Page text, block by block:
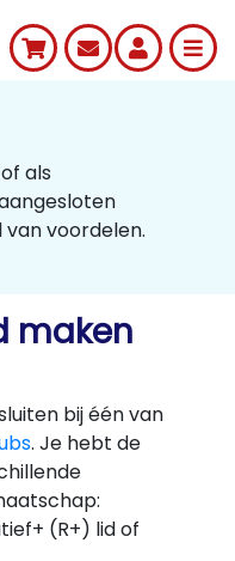
als
voordelen.
maken
bij één van
. Je hebt de
(R+) lid of